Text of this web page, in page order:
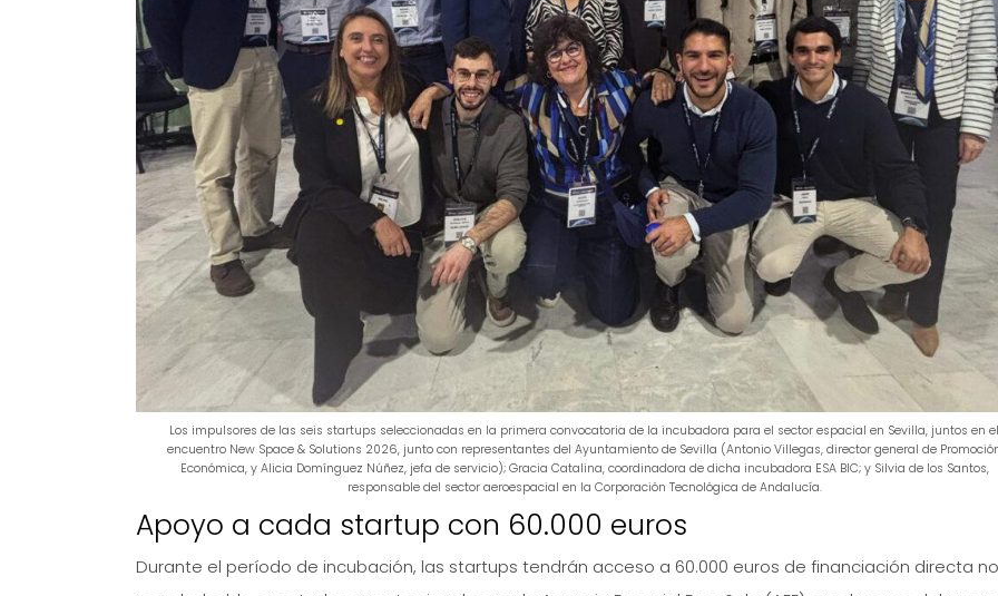
Los impulsores de las seis startups seleccionadas en la primera convocatoria de la incubadora para el sector espacial en Sevilla, juntos en el
encuentro New Space & Solutions 2026, junto con representantes del Ayuntamiento de Sevilla (Antonio Villegas, director general de
Económica, y Alicia Domínguez Núñez, jefa de servicio); Gracia Catalina, coordinadora de dicha incubadora ESA BIC; y Silvia de los Santos,
responsable del sector aeroespacial en la Corporación Tecnológica de Andalucía.
Apoyo a cada startup con 60.000 euros
Durante el período de incubación, las startups tendrán acceso a 60.000 euros de financiación directa no